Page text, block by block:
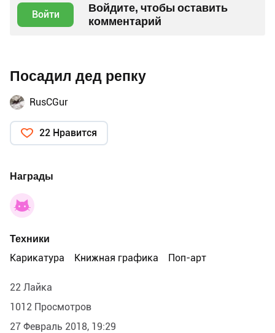
Войти
Войдите, чтобы оставить
комментарий
Посадил дед репку
RusCGur
22 Нравится
Награды
Техники
Карикатура
Книжная графика Поп-арт
22 Лайка
1012 Просмотров
27 Февраль 2018, 19:29